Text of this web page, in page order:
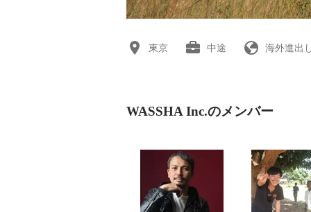
東京 中途 海外進出
WASSHA Inc.のメンバー